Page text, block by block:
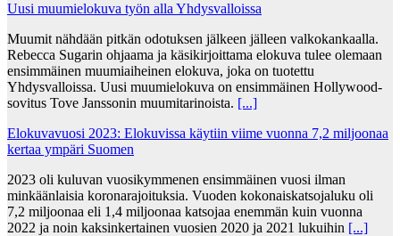
Uusi muumielokuva työn alla Yhdysvalloissa
Muumit nähdään pitkän odotuksen jälkeen jälleen valkokankaalla.
Rebecca Sugarin ohjaama ja käsikirjoittama elokuva tulee olemaan
ensimmäinen muumiaiheinen elokuva, joka on tuotettu
Yhdysvalloissa. Uusi muumielokuva on ensimmäinen Hollywood-
sovitus Tove Janssonin muumitarinoista. [...]
Elokuvavuosi 2023: Elokuvissa käytiin viime vuonna 7,2 miljoonaa
kertaa ympäri Suomen
2023 oli kuluvan vuosikymmenen ensimmäinen vuosi ilman
minkäänlaisia koronarajoituksia. Vuoden kokonaiskatsojaluku oli
7,2 miljoonaa eli 1,4 miljoonaa katsojaa enemmän kuin vuonna
2022 ja noin kaksinkertainen vuosien 2020 ja 2021 lukuihin [...]